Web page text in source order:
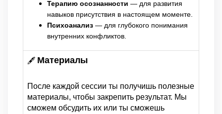
Терапию осознанности — для развития
навыков присутствия в настоящем моменте.
Психоанализ — для глубокого понимания
внутренних конфликтов.
🖋 Материалы
После каждой сессии ты получишь полезные
материалы, чтобы закрепить результат. Мы
сможем обсудить их или ты сможешь